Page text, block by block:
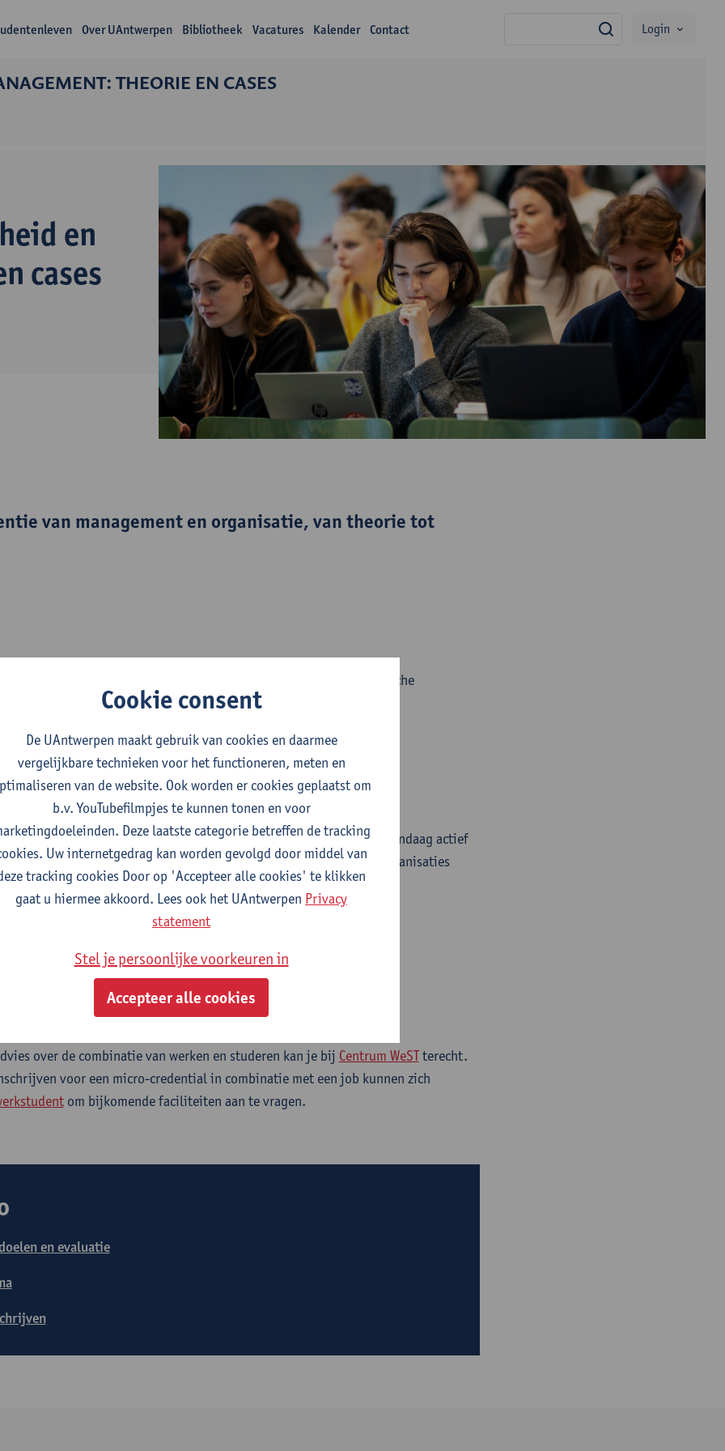
Over UAntwerpen Bibliotheek Vacatures Kalender Contact zoekLogin
THEORIE EN CASES
en
cases
van management en organisatie, van theorie tot
hoe organisaties werken en worden aangestuurd en ontwikkel kritische
bachelors met minstens 5 jaar professionele ervaring die vandaag actief
of middelmanagement en graag een brede kijk krijgen op hoe organisaties
worden.
met werken?
combineren met je werk? Dat kan!
over de combinatie van werken en studeren kan je bij Centrum WeSTterecht.
voor een micro-credential in combinatie met een job kunnen zich
om bijkomende faciliteiten aan te vragen.
en evaluatie
Cookie consent
De UAntwerpen maakt gebruik van cookies en daarmee
vergelijkbare technieken voor het functioneren, meten en
van de website. Ook worden er cookies geplaatst om
b.v. YouTubefilmpjes te kunnen tonen en voor
Deze laatste categorie betreffen de tracking
Uw internetgedrag kan worden gevolgd door middel van
tracking cookies Door op 'Accepteer alle cookies' te klikken
gaat u hiermee akkoord. Lees ook het UAntwerpen Privacy
statement
Stel je persoonlijke voorkeuren in
Accepteer alle cookies